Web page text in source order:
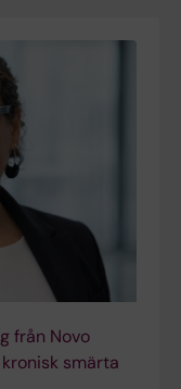
från Novo
smärta